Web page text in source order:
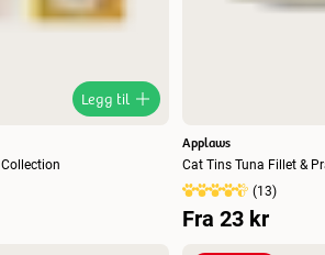
Legg til
Applaws
Cat Tins Tuna Fillet &
(13)
Fra 23 kr